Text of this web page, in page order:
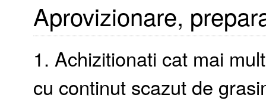
Aprovizionare,
1. Achizitionati cat mai
cu continut scazut de